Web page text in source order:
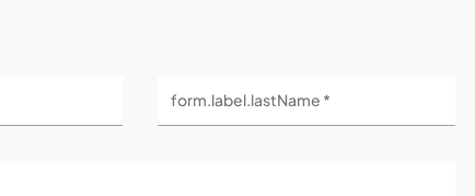
form.label.lastName *